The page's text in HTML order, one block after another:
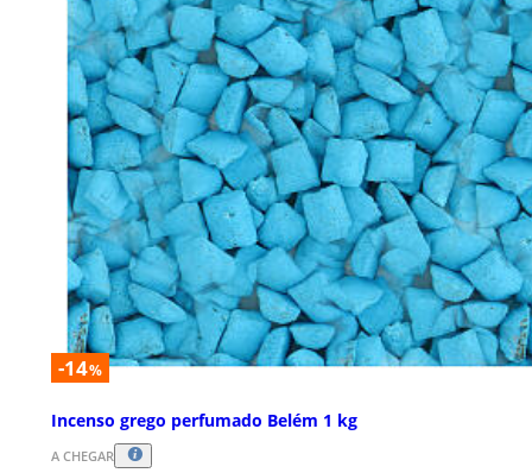
-14%
Incenso grego perfumado Belém 1 kg
A CHEGAR